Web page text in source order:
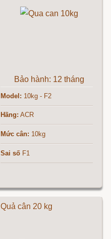
Bảo hành: 12 tháng
Model: 10kg - F2
Hãng: ACR
Mức cân: 10kg
Sai số F1
Quả cân 20 kg